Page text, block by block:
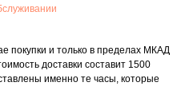
покупки и только в пределах МКАД
доставки составит 1500
именно те часы, которые